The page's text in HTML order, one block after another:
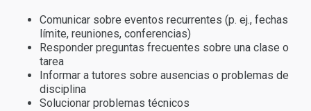
Comunicar sobre eventos recurrentes (p. ej., fechas
límite, reuniones, conferencias)
Responder preguntas frecuentes sobre una clase o
tarea
Informar a tutores sobre ausencias o problemas de
disciplina
Solucionar problemas técnicos